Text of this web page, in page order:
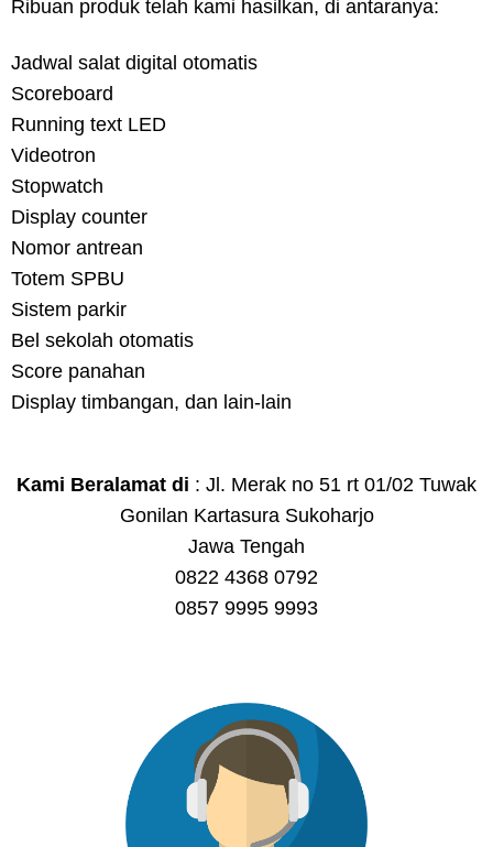
Ribuan produk telah kami hasilkan, di antaranya:
Jadwal salat digital otomatis
Scoreboard
Running text LED
Videotron
Stopwatch
Display counter
Nomor antrean
Totem SPBU
Sistem parkir
Bel sekolah otomatis
Score panahan
Display timbangan, dan lain-lain
Kami Beralamat di : Jl. Merak no 51 rt 01/02 Tuwak
Gonilan Kartasura Sukoharjo
Jawa Tengah
0822 4368 0792
0857 9995 9993